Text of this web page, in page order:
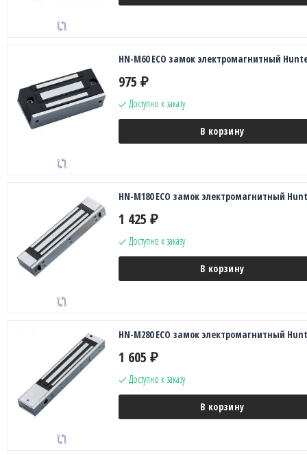
HN-M60 ECO замок электромагнитный
975 ₽
Доступно к заказу
В корзину
HN-M180 ECO замок электромагнитный
1 425 ₽
Доступно к заказу
В корзину
HN-M280 ECO замок электромагнитный
1 605 ₽
Доступно к заказу
В корзину